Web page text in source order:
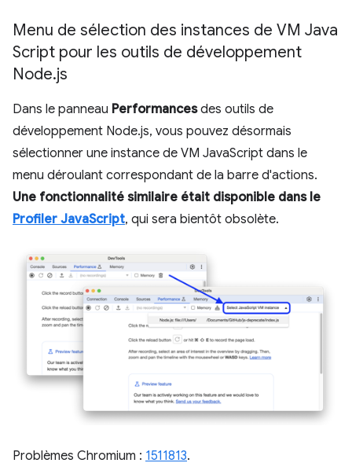
Menu de sélection des instances de VM Java
Script pour les outils de développement
Node.js
Dans le panneau Performancesdes outils de
développement Node.js, vous pouvez désormais
sélectionner une instance de VM JavaScript dans le
menu déroulant correspondant de la barre d'actions.
Une fonctionnalité similaire était disponible dans le
Profiler JavaScript, qui sera bientôt obsolète.
Problèmes Chromium : 1511813.